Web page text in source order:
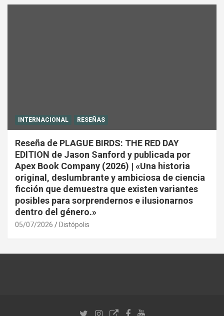
INTERNACIONAL RESEÑAS
Reseña de PLAGUE BIRDS: THE RED DAY
EDITION de Jason Sanford y publicada por
Apex Book Company (2026) | «Una historia
original, deslumbrante y ambiciosa de ciencia
ficción que demuestra que existen variantes
posibles para sorprendernos e ilusionarnos
dentro del género.»
05/07/2026 Distópolis